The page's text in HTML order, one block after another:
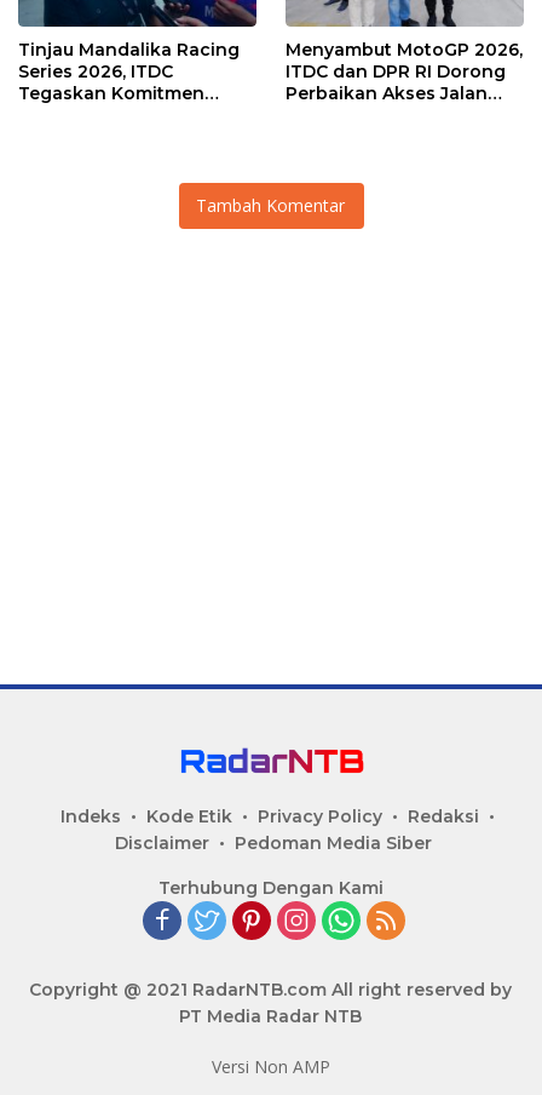
Tinjau Mandalika Racing
Series 2026, ITDC
Tegaskan Komitmen
Menyambut MotoGP 2026,
ITDC dan DPR RI Dorong
Perbaikan Akses Jalan
Tambah Komentar
Indeks Kode Etik Privacy Policy
Redaksi
Disclaimer
Pedoman Media Siber
Terhubung Dengan Kami
Copyright @ 2021 RadarNTB.com All right reserved by
PT Media Radar NTB
Versi Non AMP